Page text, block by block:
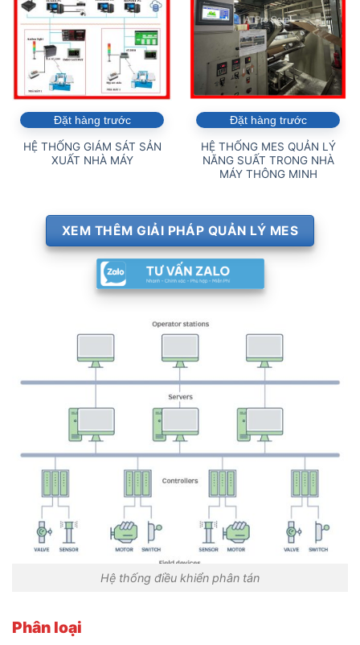
Đặt hàng trước
HỆ THỐNG GIÁM SÁT SẢN
XUẤT NHÀ MÁY
Đặt hàng trước
HỆ THỐNG MES QUẢN LÝ
NĂNG SUẤT TRONG NHÀ
MÁY THÔNG MINH
XEM THÊM GIẢI PHÁP QUẢN LÝ MES
Hệ thống điều khiển phân tán
Phân loại